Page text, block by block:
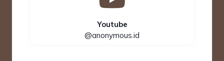
Youtube
@anonymous.id